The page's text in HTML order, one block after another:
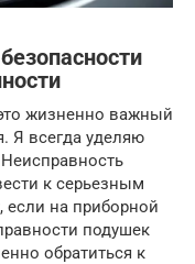
жизненно важный
Я всегда уделяю
к серьезным
если на приборной
подушек
обратиться к